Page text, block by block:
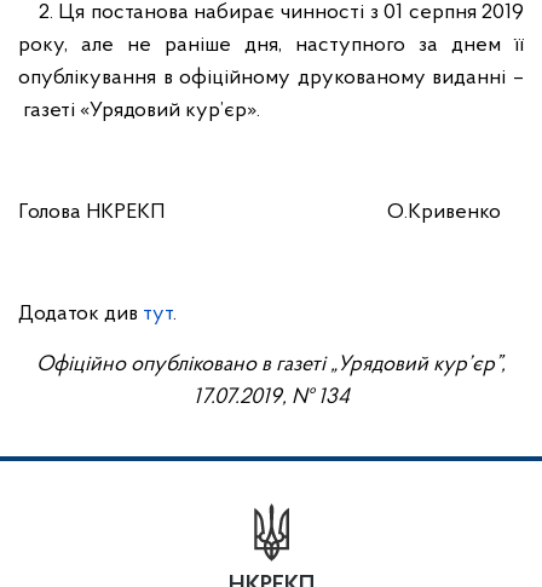
2. Ця постанова набирає чинності з 01 серпня 2019
року, але не раніше дня, наступного за днем її
опублікування в офіційному друкованому виданні –
газеті «Урядовий кур’єр».
Голова НКРЕКП О.Кривенко
Додаток див тут.
Офіційно опублікованов газеті „Урядовий кур’єр”,
17.07.2019, № 134